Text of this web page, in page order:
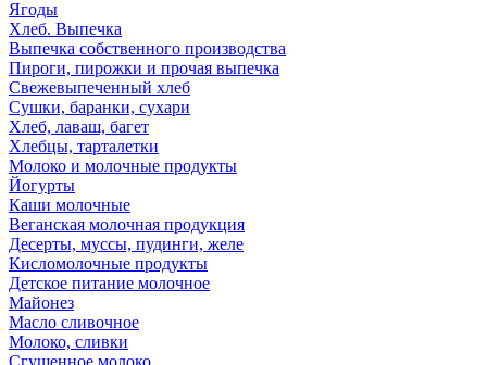
Ягоды
Хлеб. Выпечка
Выпечка собственного производства
Пироги, пирожки и прочая выпечка
Свежевыпеченный хлеб
Сушки, баранки, сухари
Хлеб, лаваш, багет
Хлебцы, тарталетки
Молоко и молочные продукты
Йогурты
Каши молочные
Веганская молочная продукция
Десерты, муссы, пудинги, желе
Кисломолочные продукты
Детское питание молочное
Майонез
Масло сливочное
Молоко, сливки
Сгущенное молоко